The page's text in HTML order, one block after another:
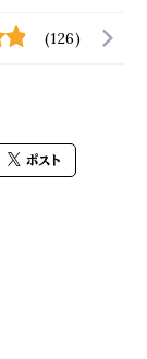
(126)
ポスト